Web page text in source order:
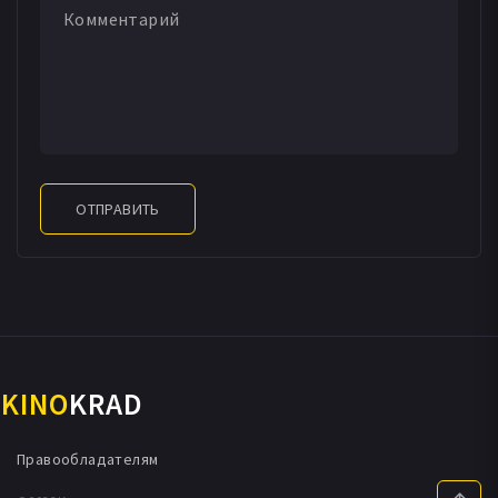
ОТПРАВИТЬ
KINOKRAD
Правообладателям